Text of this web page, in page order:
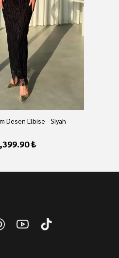
Desen Elbise - Siyah
₺